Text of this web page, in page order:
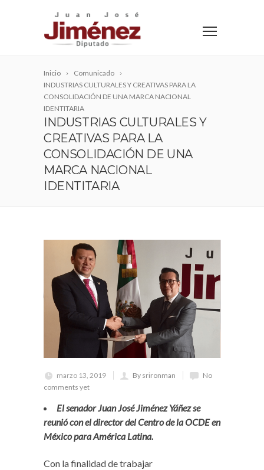
Inicio
Comunicado
INDUSTRIAS CULTURALES Y CREATIVAS PARA LA
CONSOLIDACIÓN DE UNA MARCA NACIONAL
IDENTITARIA
INDUSTRIAS CULTURALES Y
CREATIVAS PARA LA
CONSOLIDACIÓN DE UNA
MARCA NACIONAL
IDENTITARIA
marzo 13, 2019 By srironman
No
comments yet
El senador Juan José Jiménez Yáñez se
reunió con el director del Centro de la OCDE en
México para América Latina.
Con la finalidad de trabajar